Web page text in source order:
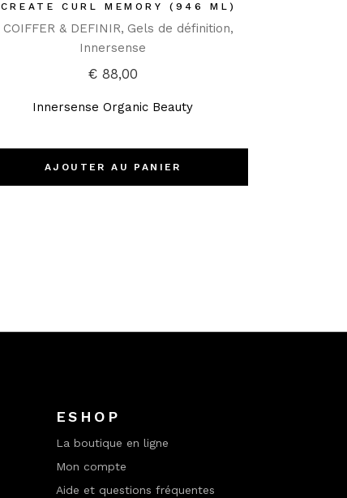
CURL MEMORY (946 ML)
COIFFER & DEFINIR Gels de définition
Innersense
€ 88,00
Innersense Organic Beauty
AJOUTER AU PANIER
ESHOP
La boutique en ligne
Mon compte
Aide et questions fréquentes